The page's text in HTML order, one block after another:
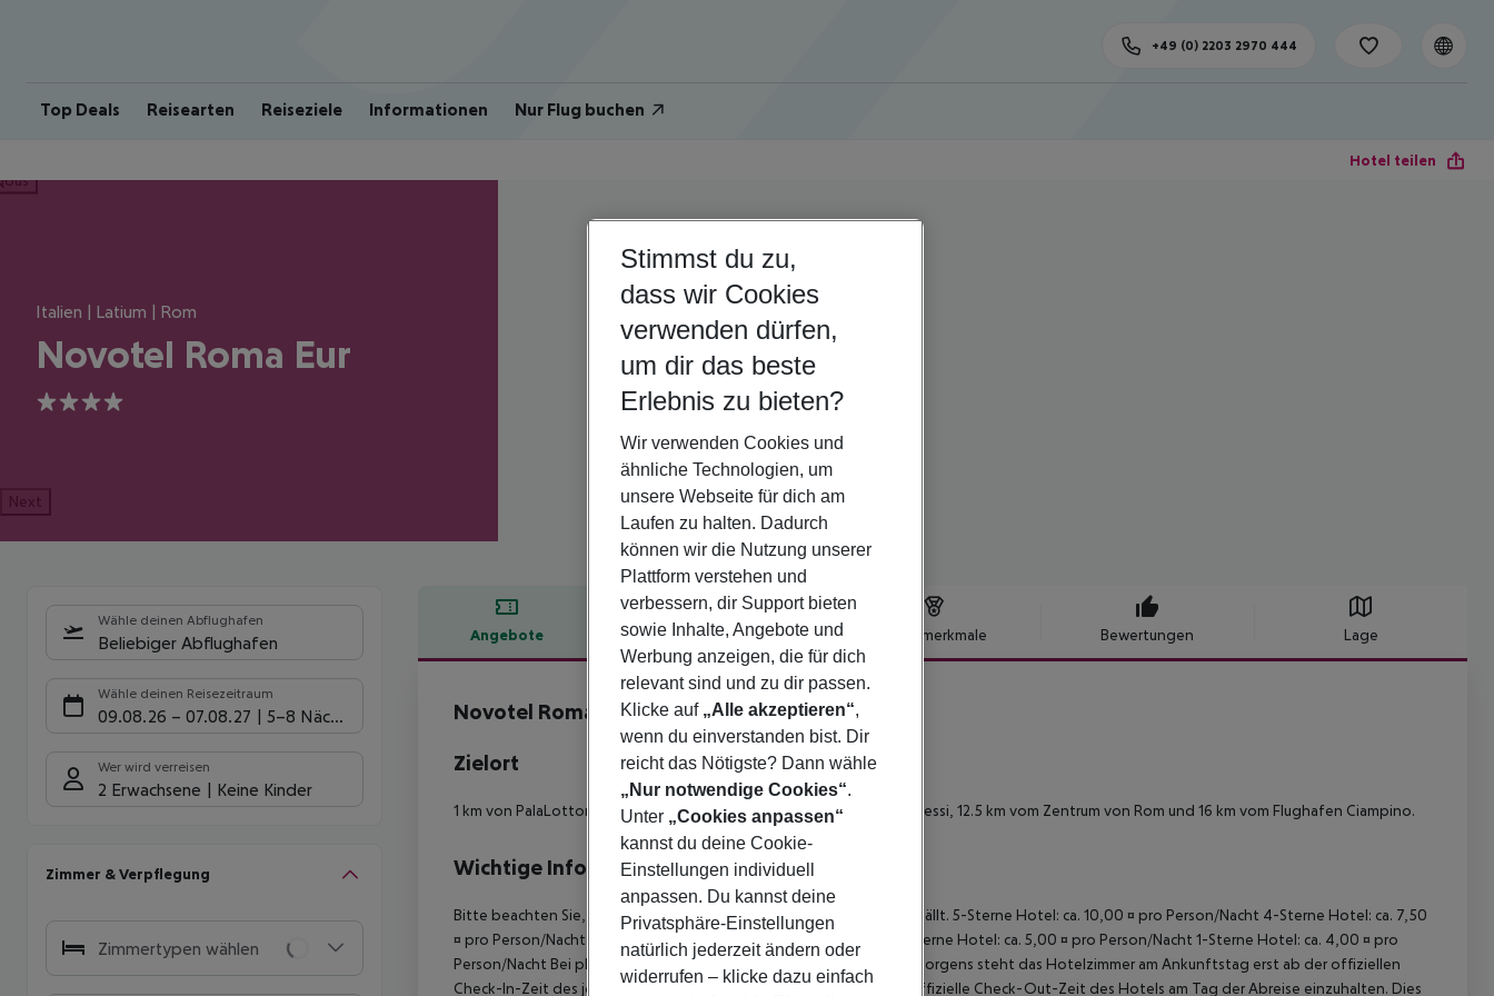
Top Deals Reisearten Reiseziele Informationen Nur Flug buchen
+49 (0) 2203 2970 444
Hotel teilen
Italien | Latium | Rom
Novotel Roma Eur
4
Next
Wähle deinen Abflughafen
Beliebiger Abflughafen
Wähle deinen Reisezeitraum
09.08.26 – 07.08.27 5-8 Nächte
Wer wird verreisen
2 Erwachsene Keine Kinder
Zimmer & Verpflegung
Zimmertypen wählen
Angebote Hotelbeschreibung Hotelmerkmale Bewertungen Lage
Hotelbeschreibung
Novotel Roma Eur
4
Zielort
1 km von PalaLottomatica (Sportarena ), 3 km vom Palazzo dei Congressi, 12.5 km vom Zentrum von Rom und 16 km vom Flughafen Ciampino.
Wichtige Informationen
Bitte beachten Sie, dass vor Ort pro Person eine Touristensteuer anfällt. 5-Sterne Hotel: ca. 10,00 ¤ pro Person/Nacht 4-Sterne Hotel: ca. 7,50
¤ pro Person/Nacht 3-Sterne Hotel: ca. 6,00 ¤ pro Person/Nacht 2-Sterne Hotel: ca. 5,00 ¤ pro Person/Nacht 1-Sterne Hotel: ca. 4,00 ¤ pro
Person/Nacht Bei planmäßiger Ankunft im Zielgebiet ab 04:00 Uhr morgens steht das Hotelzimmer am Ankunftstag erst ab der offiziellen
Check-In-Zeit des jeweiligen Hotels zur Verfügung. Ebenso ist die offizielle Check-Out-Zeit des Hotels am Tag der Abreise einzuhalten. Dies
Stimmst du zu,
dass wir Cookies
verwenden dürfen,
um dir das beste
Erlebnis zu bieten?
Wir verwenden Cookies und
ähnliche Technologien, um
unsere Webseite für dich am
Laufen zu halten. Dadurch
können wir die Nutzung unserer
Plattform verstehen und
verbessern, dir Support bieten
sowie Inhalte, Angebote und
Werbung anzeigen, die für dich
relevant sind und zu dir passen.
Klicke auf „Alle akzeptieren“,
wenn du einverstanden bist. Dir
reicht das Nötigste? Dann wähle
„Nur notwendige Cookies“.
Unter „Cookies anpassen“
kannst du deine Cookie-
Einstellungen individuell
anpassen. Du kannst deine
Privatsphäre-Einstellungen
natürlich jederzeit ändern oder
widerrufen – klicke dazu einfach